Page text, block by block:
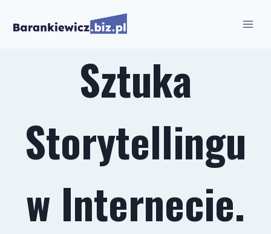
Sztuka
Storytellingu
w Internecie.